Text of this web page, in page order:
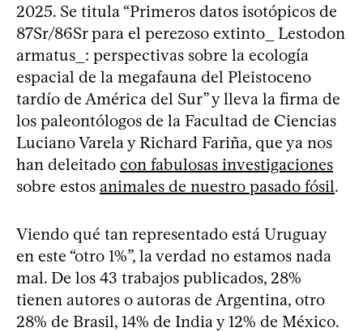
2025. Se titula “Primeros datos isotópicos de
87Sr/86Sr para el perezoso extinto_ Lestodon
armatus_: perspectivas sobre la ecología
espacial de la megafauna del Pleistoceno
tardío de América del Sur” y lleva la firma de
los paleontólogos de la Facultad de Ciencias
Luciano Varela y Richard Fariña, que ya nos
han deleitado con fabulosas investigaciones
sobre estos animales de nuestro pasado fósil.
Viendo qué tan representado está Uruguay
en este “otro 1%”, la verdad no estamos nada
mal. De los 43 trabajos publicados, 28%
tienen autores o autoras de Argentina, otro
28% de Brasil, 14% de India y 12% de México.